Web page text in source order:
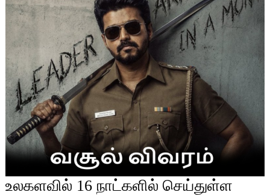
உலகளவில் 16 நாட்களில் செய்துள்ள